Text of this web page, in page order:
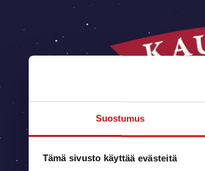
Suostumus
Tämä sivusto käyttää evästeitä